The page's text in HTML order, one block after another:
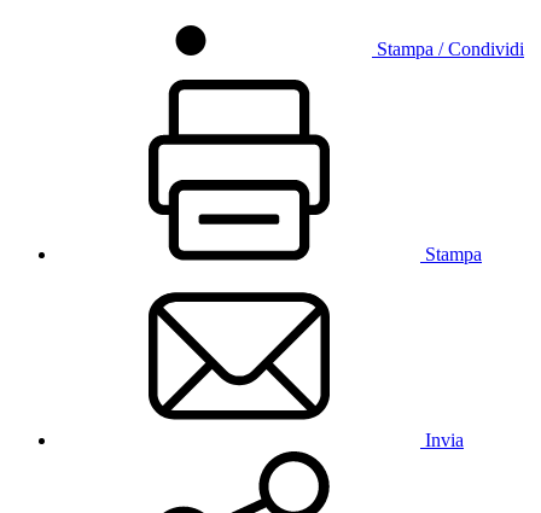
Stampa / Condividi
Stampa
Invia